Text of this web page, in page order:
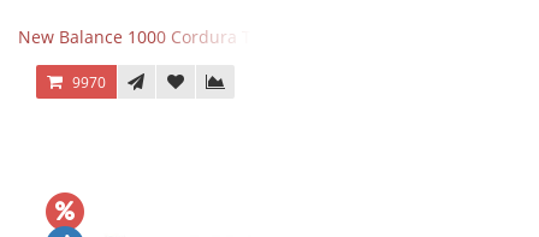
New Balance 1000 Cordura Trainers Black Cement
9970